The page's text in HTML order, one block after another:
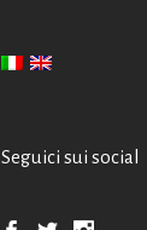
Seguici sui social